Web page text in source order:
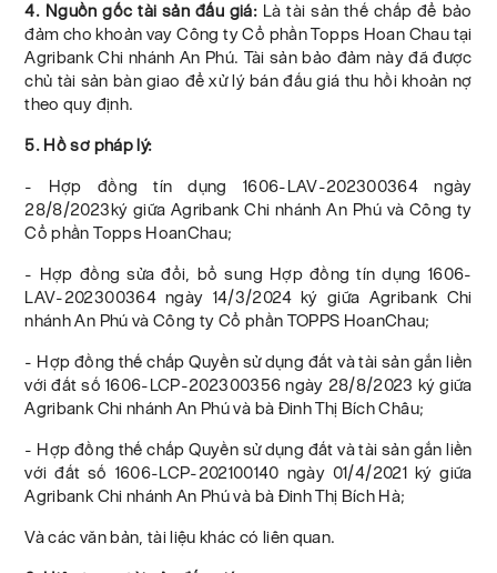
4. Nguồn gốc tài sản đấu giá: Là tài sản thế chấp để bảo
đảm cho khoản vay Công ty Cổ phần Topps Hoan Chau tại
Agribank Chi nhánh An Phú. Tài sản bảo đảm này đã được
chủ tài sản bàn giao để xử lý bán đấu giá thu hồi khoản nợ
theo quy định.
5. Hồ sơ pháp lý:
- Hợp đồng tín dụng 1606-LAV-202300364 ngày
28/8/2023ký giữa Agribank Chi nhánh An Phú và Công ty
Cổ phần Topps HoanChau;
- Hợp đồng sửa đổi, bổ sung Hợp đồng tín dụng 1606-
LAV-202300364 ngày 14/3/2024 ký giữa Agribank Chi
nhánh An Phú và Công ty Cổ phần TOPPS HoanChau;
- Hợp đồng thế chấp Quyền sử dụng đất và tài sản gắn liền
với đất số 1606-LCP-202300356 ngày 28/8/2023 ký giữa
Agribank Chi nhánh An Phú và bà Đinh Thị Bích Châu;
- Hợp đồng thế chấp Quyền sử dụng đất và tài sản gắn liền
với đất số 1606-LCP-202100140 ngày 01/4/2021 ký giữa
Agribank Chi nhánh An Phú và bà Đinh Thị Bích Hà;
Và các văn bản, tài liệu khác có liên quan.